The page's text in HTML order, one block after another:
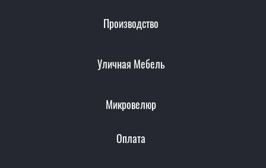
Производство
Уличная Мебель
Микровелюр
Оплата